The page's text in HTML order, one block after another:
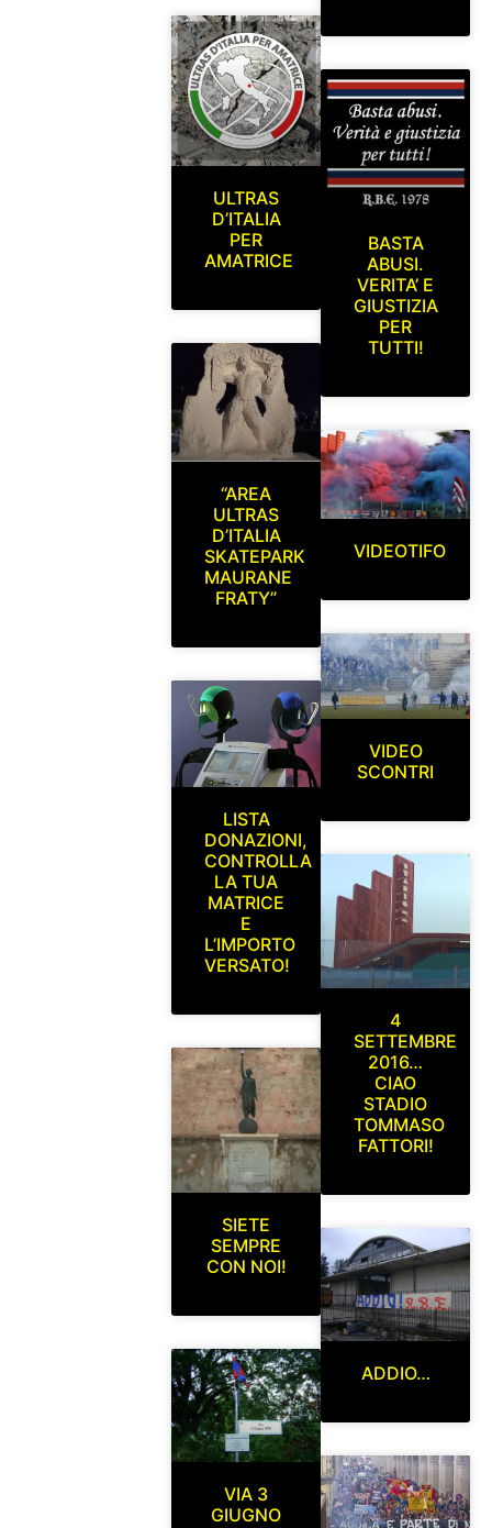
ULTRAS
D’ITALIA
PER
AMATRICE
“AREA
ULTRAS
D’ITALIA
SKATEPARK
MAURANE
FRATY”
LISTA
DONAZIONI,
CONTROLLA
LA TUA
MATRICE
E
L’IMPORTO
VERSATO!
SIETE
SEMPRE
CON NOI!
VIA 3
GIUGNO
BASTA
ABUSI.
VERITA’ E
GIUSTIZIA
PER
TUTTI!
VIDEOTIFO
VIDEO
SCONTRI
4
SETTEMBRE
2016…
CIAO
STADIO
TOMMASO
FATTORI!
ADDIO…